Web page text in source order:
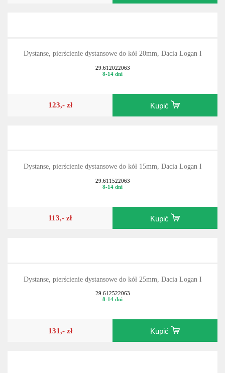
Dystanse, pierścienie dystansowe do kół 20mm, Dacia Logan I
29.612022063
8-14 dni
123,- zł Kupić
Dystanse, pierścienie dystansowe do kół 15mm, Dacia Logan I
29.611522063
8-14 dni
113,- zł Kupić
Dystanse, pierścienie dystansowe do kół 25mm, Dacia Logan I
29.612522063
8-14 dni
131,- zł Kupić